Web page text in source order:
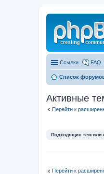
Ссылки FAQ
Список
Активные
Перейти к
Подходящих тем или
Перейти к